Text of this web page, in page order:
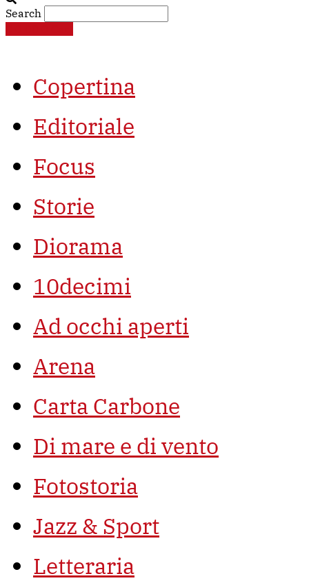
Search
Copertina
Editoriale
Focus
Storie
Diorama
10decimi
Ad occhi aperti
Arena
Carta Carbone
Di mare e di vento
Fotostoria
Jazz & Sport
Letteraria